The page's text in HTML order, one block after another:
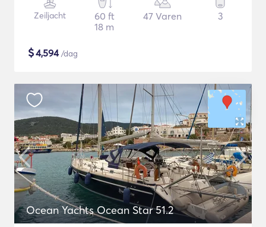
Zeiljacht
60 ft
18 m
47 Varen 3
$4,594/dag
Ocean Yachts Ocean Star 51.2